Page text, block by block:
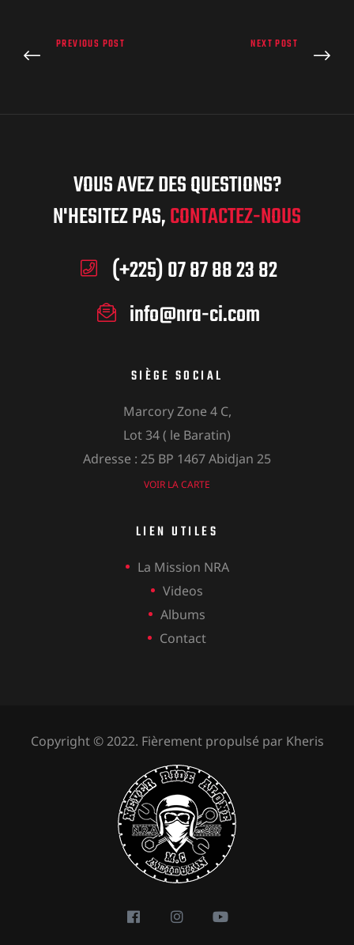
PREVIOUS POST NEXT POST
VOUS AVEZ DES QUESTIONS?
N'HESITEZ PAS,CONTACTEZ-NOUS
(+225) 07 87 88 23 82
info@nra-ci.com
SIÈGE SOCIAL
Marcory Zone 4 C,
Lot 34 ( le Baratin)
Adresse : 25 BP 1467 Abidjan 25
VOIR LA CARTE
LIEN UTILES
La Mission NRA
Videos
Albums
Contact
Copyright © 2022. Fièrement propulsé par Kheris